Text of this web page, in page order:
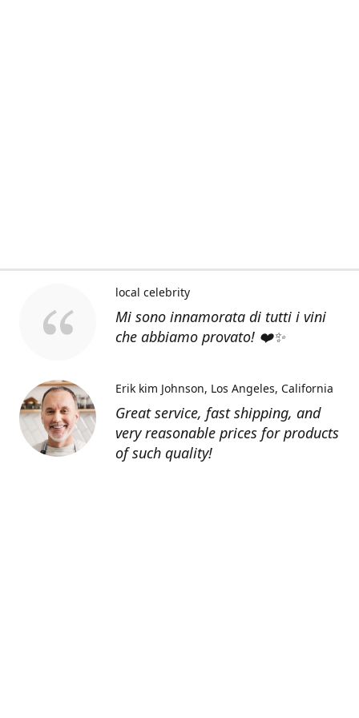
Mi sono innamorata di tutti i vini
che abbiamo provato! ❤️✨
local celebrity
Great service, fast shipping, and
very reasonable prices for products
of such quality!
Erik kim Johnson Los Angeles, California